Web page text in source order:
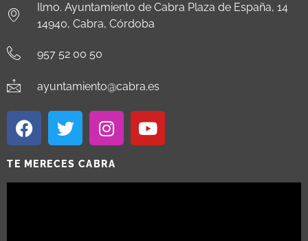
Ilmo. Ayuntamiento de Cabra Plaza de España, 14
14940, Cabra, Córdoba
957 52 00 50
ayuntamiento@cabra.es
TE MERECES CABRA